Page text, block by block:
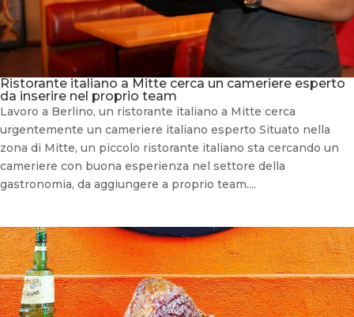
Ristorante italiano a Mitte cerca un cameriere esperto
da inserire nel proprio team
Lavoro a Berlino, un ristorante italiano a Mitte cerca
urgentemente un cameriere italiano esperto Situato nella
zona di Mitte, un piccolo ristorante italiano sta cercando un
cameriere con buona esperienza nel settore della
gastronomia, da aggiungere a proprio team....